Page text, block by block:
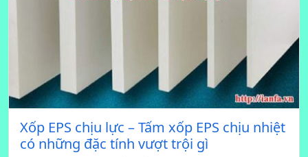
Xốp EPS chịu lực – Tấm xốp EPS chịu nhiệt
có những đặc tính vượt trội gì